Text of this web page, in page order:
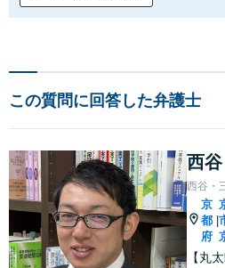
この質問に回答した弁護士
西
西谷・
京
都
府
【丸